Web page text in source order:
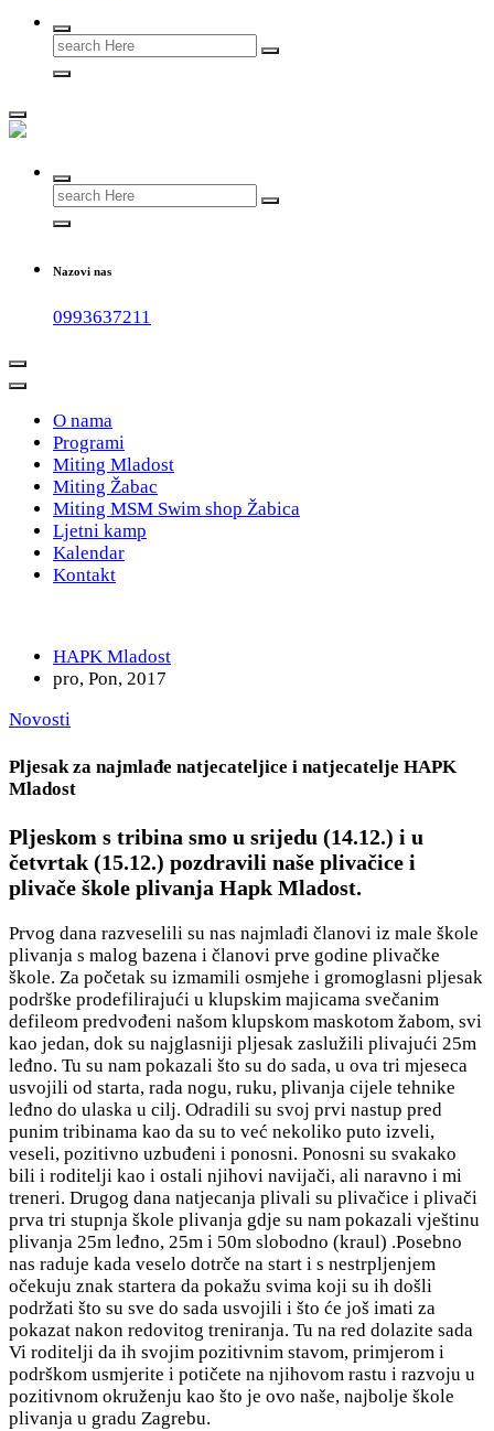
Search
for:
#teammladost
Search
for:
Nazovi nas
0993637211
O nama
Programi
Miting Mladost
Miting Žabac
Miting MSM Swim shop Žabica
Ljetni kamp
Kalendar
Kontakt
HAPK Mladost
pro, Pon, 2017
Novosti
Pljesak za najmlađe natjecateljice i natjecatelje HAPK
Mladost
Pljeskom s tribina smo u srijedu (14.12.) i u
četvrtak (15.12.) pozdravili naše plivačice i
plivače škole plivanja Hapk Mladost.
Prvog dana razveselili su nas najmlađi članovi iz male škole
plivanja s malog bazena i članovi prve godine plivačke
škole. Za početak su izmamili osmjehe i gromoglasni pljesak
podrške prodefilirajući u klupskim majicama svečanim
defileom predvođeni našom klupskom maskotom žabom, svi
kao jedan, dok su najglasniji pljesak zaslužili plivajući 25m
leđno. Tu su nam pokazali što su do sada, u ova tri mjeseca
usvojili od starta, rada nogu, ruku, plivanja cijele tehnike
leđno do ulaska u cilj. Odradili su svoj prvi nastup pred
punim tribinama kao da su to već nekoliko puto izveli,
veseli, pozitivno uzbuđeni i ponosni. Ponosni su svakako
bili i roditelji kao i ostali njihovi navijači, ali naravno i mi
treneri. Drugog dana natjecanja plivali su plivačice i plivači
prva tri stupnja škole plivanja gdje su nam pokazali vještinu
plivanja 25m leđno, 25m i 50m slobodno (kraul) .Posebno
nas raduje kada veselo dotrče na start i s nestrpljenjem
očekuju znak startera da pokažu svima koji su ih došli
podržati što su sve do sada usvojili i što će još imati za
pokazat nakon redovitog treniranja. Tu na red dolazite sada
Vi roditelji da ih svojim pozitivnim stavom, primjerom i
podrškom usmjerite i potičete na njihovom rastu i razvoju u
pozitivnom okruženju kao što je ovo naše, najbolje škole
plivanja u gradu Zagrebu.